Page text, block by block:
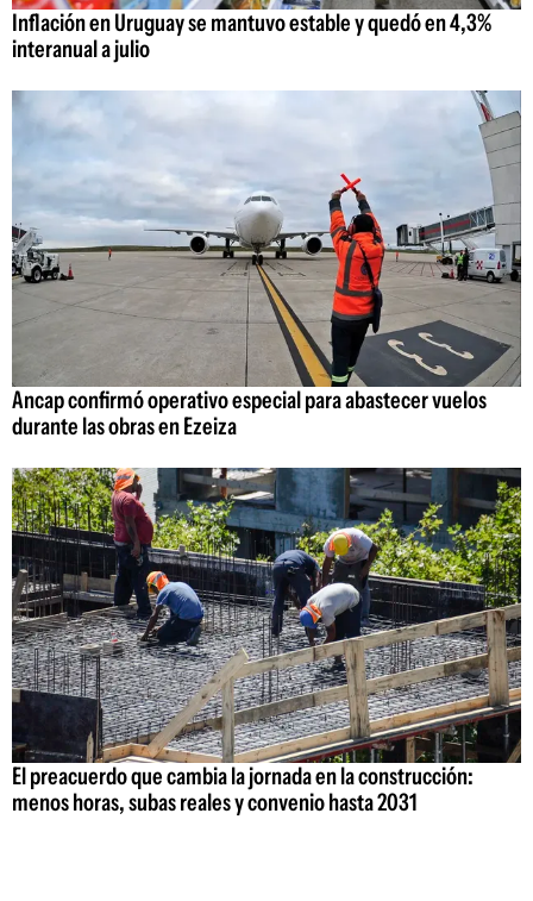
Inflación en Uruguay se mantuvo estable y quedó en 4,3%
interanual a julio
Ancap confirmó operativo especial para abastecer vuelos
durante las obras en Ezeiza
El preacuerdo que cambia la jornada en la construcción:
menos horas, subas reales y convenio hasta 2031